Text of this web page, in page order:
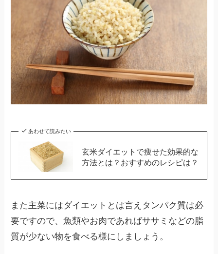
あわせて読みたい
玄米ダイエットで痩せた効果的な
方法とは？おすすめのレシピは？
また主菜にはダイエットとは言えタンパク質は必
要ですので、魚類やお肉であればササミなどの脂
質が少ない物を食べる様にしましょう。